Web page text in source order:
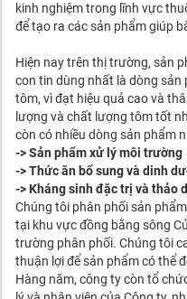
kinh nghiệm trong lĩnh vực
để tạo ra các sản phẩm giúp
Hiện nay trên thị trường, sản
con tin dùng nhất là dòng sản
tôm, vì đạt hiệu quả cao và
lượng và chất lượng tôm tốt
còn có nhiều dòng sản phẩm
-> Sản phẩm xử lý môi trường
-> Thức ăn bổ sung và dinh
-> Kháng sinh đặc trị và thảo
Chúng tôi phân phối sản
tại khu vực đồng bằng sông
trường phân phối. Chúng tôi
thuận lợi để sản phẩm có thể
Hàng năm, công ty còn tổ